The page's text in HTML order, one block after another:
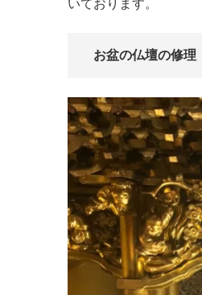
いております。
お盆の仏壇の修理